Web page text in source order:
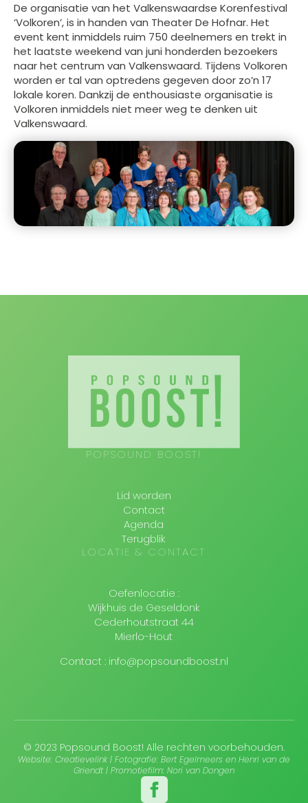
De organisatie van het Valkenswaardse Korenfestival
‘Volkoren’, is in handen van Theater De Hofnar. Het
event kent inmiddels ruim 750 deelnemers en trekt in
het laatste weekend van juni honderden bezoekers
naar het centrum van Valkenswaard. Tijdens Volkoren
worden er tal van optredens gegeven door zo’n 17
lokale koren. Dankzij de enthousiaste organisatie is
Volkoren inmiddels niet meer weg te denken uit
Valkenswaard.
POPSOUND BOOST!
Lid worden
Contact
Agenda
Terugblik
LOCATIE & CONTACT
Oefenlocatie :
Wijkhuis de Geseldonk
Cederhoutstraat 44
Mierlo-Hout
Contact : info@popsoundboost.nl
© 2023 Popsound Boost! Alle rechten voorbehouden.
Website: Creatievelink | Fotografie: Bert Egelmeers en Henri van de
Griendt | Promotiefilm: Nori van Dongen